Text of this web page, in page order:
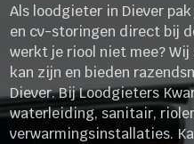
Als loodgieter in Diever
en cv-storingen direct bij
werkt je riool niet mee?
kan zijn en bieden
Diever. Bij Loodgieters
waterleiding, sanitair,
verwarmingsinstallaties.